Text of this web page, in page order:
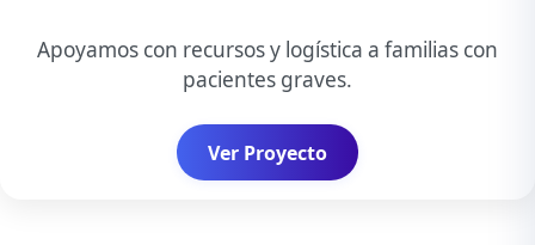
Apoyamos con recursos y logística a familias con
pacientes graves.
Ver Proyecto